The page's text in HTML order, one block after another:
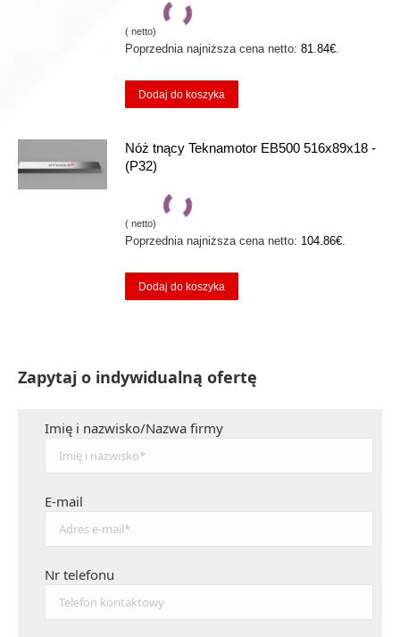
( netto)
Poprzednia najniższa cena netto: 81.84€
Dodaj do koszyka
Nóż tnący Teknamotor EB500 516x89x18 -
(P32)
( netto)
Poprzednia najniższa cena netto: 104.86€
Dodaj do koszyka
Zapytaj o indywidualną ofertę
Imię i nazwisko/Nazwa firmy
E-mail
Nr telefonu